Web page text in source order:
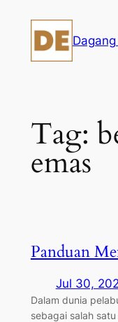
content
Tag:
emas
Panduan
Jul 30,
Dalam dunia
sebagai salah